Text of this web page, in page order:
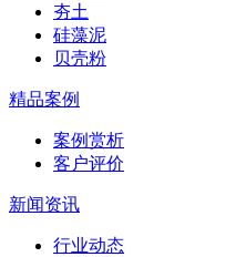
夯土
硅藻泥
贝壳粉
精品案例
案例赏析
客户评价
新闻资讯
行业动态